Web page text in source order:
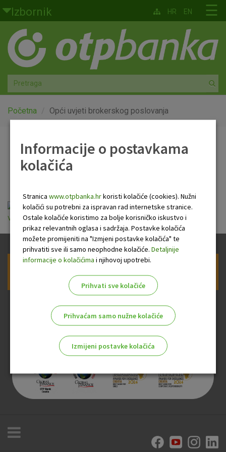
Skoči na glavni sadržaj
Izbornik
Građani
Privatno bankarstvo
Agro
Mala poduzeća i obrtnici
Globalna tržišta
O nama
☰
HR EN
Početna Opći uvjeti brokerskog poslovanja
Opći uvjeti brokerskog
poslovanja
opci_uvjeti_brokerskog_poslovanja-
vrijedi_od_01122018.pdf
Informacije o postavkama
kolačića
Stranica www.otpbanka.hrkoristi kolačiće (cookies). Nužni
kolačići su potrebni za ispravan rad internetske stranice.
Ostale kolačiće koristimo za bolje korisničko iskustvo i
prikaz relevantnih oglasa i sadržaja. Postavke kolačića
možete promijeniti na "Izmjeni postavke kolačića" te
prihvatiti sve ili samo neophodne kolačiće. Detaljnije
informacije o kolačićima i njihovoj upotrebi.
Prihvati sve kolačiće
Prihvaćam samo nužne kolačiće
Izmijeni postavke kolačića
Nužni kolačići
Analitički kolačići